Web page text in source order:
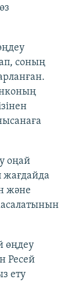
соның
оңай
жағдайда
және
өңдеу
Ресей
ету